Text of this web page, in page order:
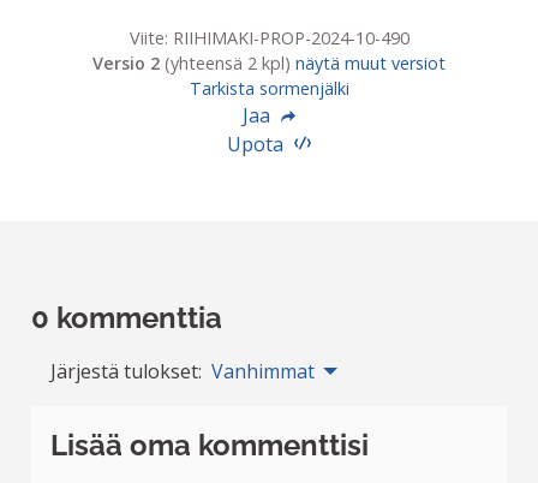
Viite: RIIHIMAKI-PROP-2024-10-490
Versio 2 (yhteensä 2 kpl) näytä muut versiot
Tarkista sormenjälki
Jaa
Upota
0 kommenttia
Järjestä tulokset: Vanhimmat
Lisää oma kommenttisi